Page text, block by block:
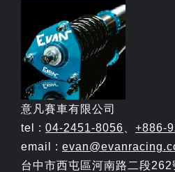
意凡賽車有限公司
tel : 04-2451-8056
+886-
email :
台中市西屯區河南路二段262